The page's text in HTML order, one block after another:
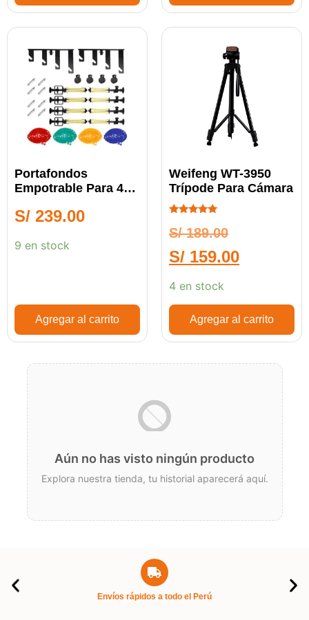
Portafondos
Empotrable Para 4
S/ 239.00
9 en stock
Agregar al carrito
Weifeng WT-3950
Trípode Para Cámara
5.00
de 5
S/189.00
S/ 159.00
4 en stock
Agregar al carrito
Aún no has visto ningún producto
Explora nuestra tienda, tu historial aparecerá aquí.
Envíos rápidos a todo el Perú